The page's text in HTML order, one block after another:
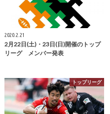
2020.2.21
2月22日(土)・23日(日)開催のトップ
リーグ メンバー発表
トップリーグ